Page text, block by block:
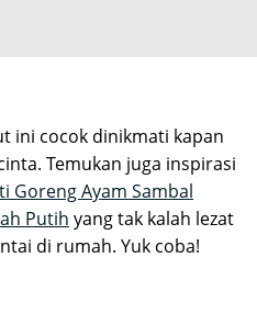
ini cocok dinikmati kapan
Temukan juga inspirasi
Goreng Ayam Sambal
Putih yang tak kalah lezat
di rumah. Yuk coba!